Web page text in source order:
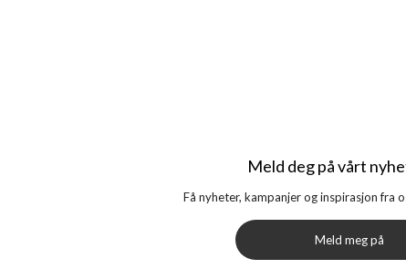
Meld deg på vårt
Få nyheter, kampanjer og inspirasjon fra
Meld meg på